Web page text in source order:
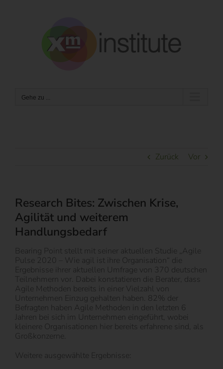
Gehe zu ...
Zurück Vor
Research Bites: Zwischen Krise,
Agilität und weiterem
Handlungsbedarf
Bearing Point stellt mit seiner aktuellen Studie „Agile
Pulse 2020 – Wie agil ist ihre Organisation“ die
Ergebnisse ihrer aktuellen Umfrage von 370 deutschen
Teilnehmern vor. Dabei konstatieren die Berater, dass
Agile Methoden bereits in einer Vielzahl von
Unternehmen Einzug gehalten haben. 82% der
Befragten haben Agile Methoden in den letzten 6
Jahren bei sich im Unternehmen eingeführt, wobei
kleinere Organisationen hier bereits erfahrene sind, als
Großkonzerne.
Weitere ausgewählte Ergebnisse: